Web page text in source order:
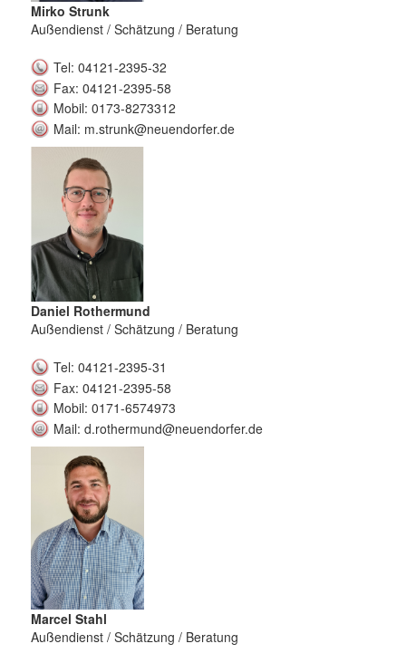
Mirko Strunk
Außendienst / Schätzung / Beratung
Tel: 04121-2395-32
Fax: 04121-2395-58
Mobil: 0173-8273312
Mail: m.strunk@neuendorfer.de
Daniel Rothermund
Außendienst / Schätzung / Beratung
Tel: 04121-2395-31
Fax: 04121-2395-58
Mobil: 0171-6574973
Mail: d.rothermund@neuendorfer.de
Marcel Stahl
Außendienst / Schätzung / Beratung